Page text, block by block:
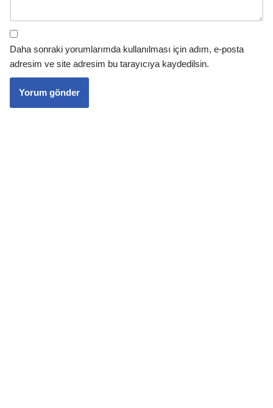
Daha sonraki yorumlarımda kullanılması için adım, e-posta
adresim ve site adresim bu tarayıcıya kaydedilsin.